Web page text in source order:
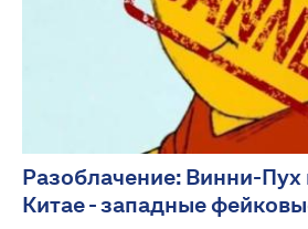
Разоблачение: Винни-
Китае - западные